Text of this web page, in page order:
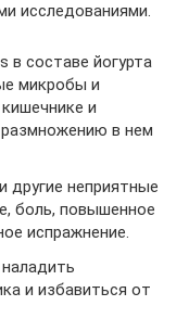
исследованиями.
в составе йогурта
микробы и
и
в нем
другие неприятные
боль, повышенное
испражнение.
и избавиться от